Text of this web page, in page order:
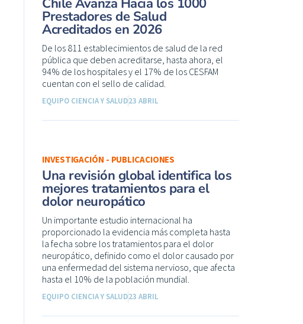
Prestadores de Salud
Acreditados en 2026
De los 811 establecimientos de salud de la red
pública que deben acreditarse, hasta ahora, el
94% de los hospitales y el 17% de los CESFAM
cuentan con el sello de calidad.
EQUIPO CIENCIA Y SALUD23 ABRIL
INVESTIGACIÓN - PUBLICACIONES
Una revisión global identifica los
mejores tratamientos para el
dolor neuropático
Un importante estudio internacional ha
proporcionado la evidencia más completa hasta
la fecha sobre los tratamientos para el dolor
neuropático, definido como el dolor causado por
una enfermedad del sistema nervioso, que afecta
hasta el 10% de la población mundial.
EQUIPO CIENCIA Y SALUD23 ABRIL